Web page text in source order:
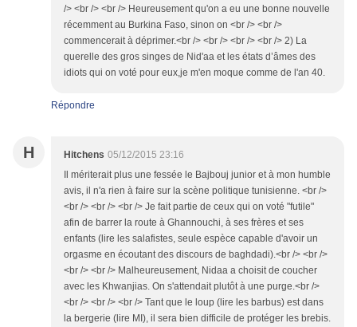
/> <br /> <br /> Heureusement qu'on a eu une bonne nouvelle
récemment au Burkina Faso, sinon on <br /> <br />
commencerait à déprimer.<br /> <br /> <br /> <br /> 2) La
querelle des gros singes de Nid'aa et les états d’âmes des
idiots qui on voté pour eux,je m'en moque comme de l'an 40.
Répondre
H Hitchens 05/12/2015 23:16
Il mériterait plus une fessée le Bajbouj junior et à mon humble
avis, il n'a rien à faire sur la scène politique tunisienne. <br />
<br /> <br /> <br /> Je fait partie de ceux qui on voté "futile"
afin de barrer la route à Ghannouchi, à ses frères et ses
enfants (lire les salafistes, seule espèce capable d'avoir un
orgasme en écoutant des discours de baghdadi).<br /> <br />
<br /> <br /> Malheureusement, Nidaa a choisit de coucher
avec les Khwanjias. On s'attendait plutôt à une purge.<br />
<br /> <br /> <br /> Tant que le loup (lire les barbus) est dans
la bergerie (lire MI), il sera bien difficile de protéger les brebis.